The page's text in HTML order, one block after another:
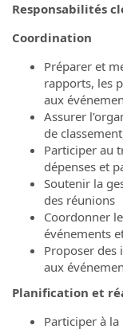
Responsabilités
Coordination
Préparer et
rapports, les
aux
Assurer
de
Participer au
dépenses et
Soutenir la
des réunions
Coordonner
événements
Proposer des
aux
Planification et
Participer à